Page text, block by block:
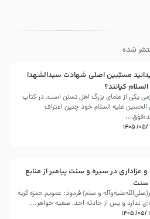
شده
مسبّبین اصلی شهادت سیدالشهدا
کیانند؟
یکی از علمای بزرگ اهل تسنن است، در کتاب
علیه ‌السلام خود چنین اعتراف
و عزاداری در سیره و سنت پیامبر از منابع
سنت
و سلم) فرمود: عمویم حمزه گریه
ندارد و پس از حادثه احد، صفیه خواهر...